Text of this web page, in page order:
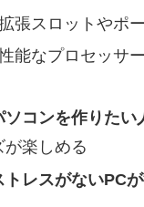
張スロットやポ
能なプロセッサ
コンを作りたい
楽しめる
レスがないPC